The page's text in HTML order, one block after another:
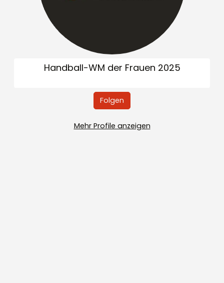
Handball-WM der Frauen 2025
Folgen
Mehr Profile anzeigen